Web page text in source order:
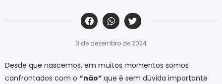
‎ ‎ ‎ ‎ ‎ ‎ ‎ ‎ ‎ ‎ ‎ ‎ ‎ ‎ ‎ ‎ ‎ ‎ ‎ ‎ ‎ ‎ ‎ ‎ ‎ ‎ ‎ ‎ ‎ ‎ ‎
3 de dezembro de 2024
Desde que nascemos, em muitos momentos somos
confrontados com o “não” que é sem dúvida importante